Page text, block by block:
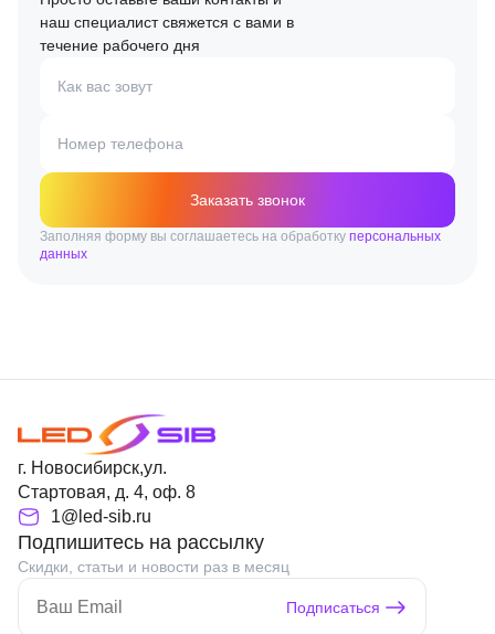
наш специалист свяжется с вами в
течение рабочего дня
Как вас зовут
Номер телефона
Заказать звонок
Заполняя форму вы соглашаетесь на обработку персональных
данных
г. Новосибирск,ул.
Стартовая, д. 4, оф. 8
1@led-sib.ru
Подпишитесь на рассылку
Скидки, статьи и новости раз в месяц
Подписаться